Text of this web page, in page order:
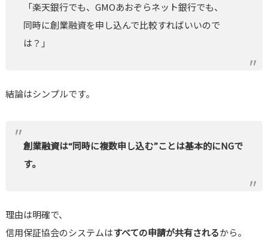
「楽天銀行でも、GMOあおぞらネット銀行でも、
同時に創業融資を申し込んで比較すればいいので
は？」
結論はシンプルです。
創業融資は“同時に複数申し込む”ことは基本的にNGで
す。
理由は明確で、
信用保証協会のシステムはすべての申請が共有されるから。